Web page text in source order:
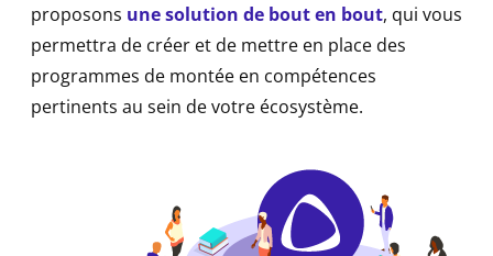
proposons une solution de bout en bout, qui vous
permettra de créer et de mettre en place des
programmes de montée en compétences
pertinents au sein de votre écosystème.